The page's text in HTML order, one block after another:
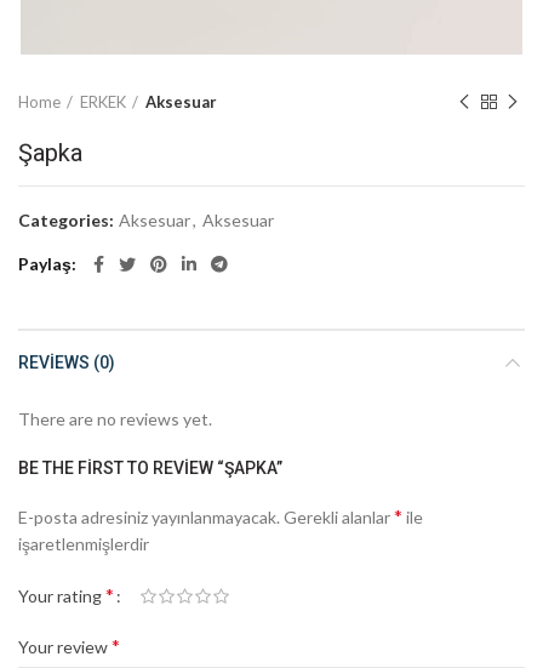
Home ERKEK Aksesuar
Şapka
Categories: Aksesuar, Aksesuar
Paylaş
REVIEWS (0)
There are no reviews yet.
BE THE FIRST TO REVIEW “ŞAPKA”
E-posta adresiniz yayınlanmayacak. Gerekli alanlar* ile
işaretlenmişlerdir
Your rating*
Your review*